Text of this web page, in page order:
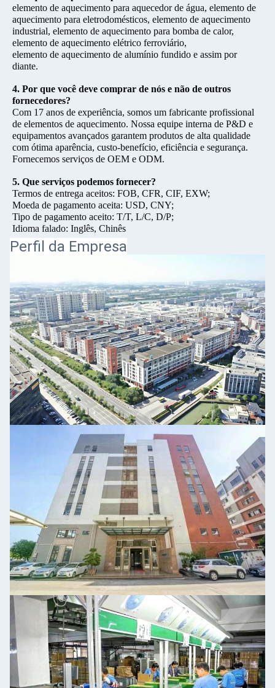
elemento de aquecimento para aquecedor de água, elemento de
aquecimento para eletrodomésticos, elemento de aquecimento
industrial, elemento de aquecimento para bomba de calor,
elemento de aquecimento elétrico ferroviário,
elemento de aquecimento de alumínio fundido e assim por
diante.
4. Por que você deve comprar de nós e não de outros
fornecedores?
Com 17 anos de experiência, somos um fabricante profissional
de elementos de aquecimento. Nossa equipe interna de P&D e
equipamentos avançados garantem produtos de alta qualidade
com ótima aparência, custo-benefício, eficiência e segurança.
Fornecemos serviços de OEM e ODM.
5. Que serviços podemos fornecer?
Termos de entrega aceitos: FOB, CFR, CIF, EXW;
Moeda de pagamento aceita: USD, CNY;
Tipo de pagamento aceito: T/T, L/C, D/P;
Idioma falado: Inglês, Chinês
Perfil da Empresa